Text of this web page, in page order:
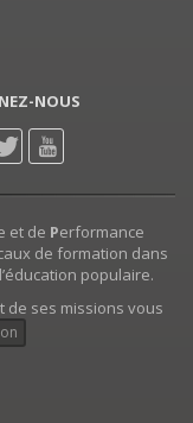
NOUS
et de Performance
de formation dans
populaire.
de ses missions vous